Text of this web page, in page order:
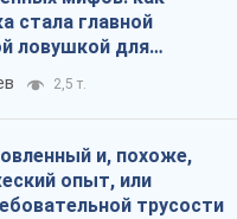
стала главной
ловушкой для
2,5 т.
и, похоже,
опыт, или
трусости